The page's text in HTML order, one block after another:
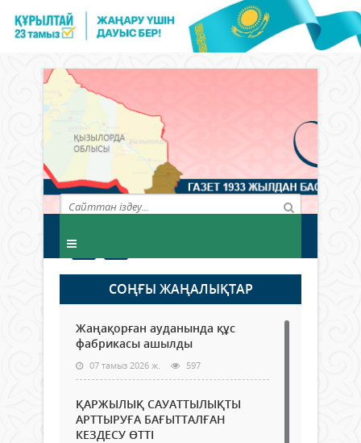
СОҢҒЫ ЖАҢАЛЫҚТАР
Жаңақорған ауданында құс
фабрикасы ашылды
07 тамыз 2026 ж. 597
ҚАРЖЫЛЫҚ САУАТТЫЛЫҚТЫ
АРТТЫРУҒА БАҒЫТТАЛҒАН
КЕЗДЕСУ ӨТТІ